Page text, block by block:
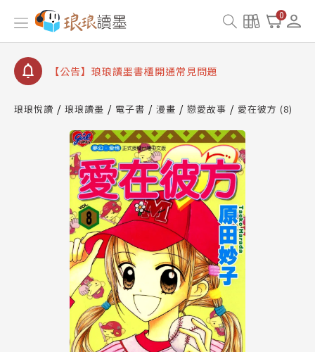
0
【公告】琅琅書店服務升級重要說明及資產合併結果
查詢
【公告】琅琅讀墨數位閱讀資產合併與書櫃開通申請
【公告】琅琅讀墨書櫃開通常見問題
請圖文教學
查詢
【公告】琅琅讀墨數位閱讀資產合併與書櫃開通申請
琅琅悅讀 琅琅讀墨 電子書 漫畫 戀愛故事 愛在彼方 (8)